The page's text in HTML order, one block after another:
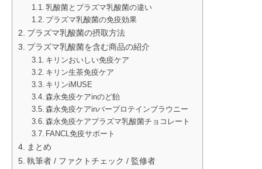
乳酸菌とプラズマ乳酸菌の違い
プラズマ乳酸菌の免疫効果
プラズマ乳酸菌の摂取方法
プラズマ乳酸菌を含む商品の紹介
キリンおいしい免疫ケア
キリン生茶免疫ケア
キリンiMUSE
森永免疫ケアinのど飴
森永免疫ケアinバープロテインブラウニー
森永免疫ケアプラズマ乳酸菌チョコレート
FANCL免疫サポート
まとめ
執筆者 / ファクトチェック / 監修者